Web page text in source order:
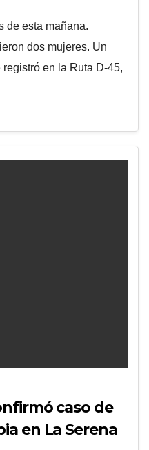
de esta mañana.
dos mujeres. Un
en la Ruta D-45,
caso de
en La Serena